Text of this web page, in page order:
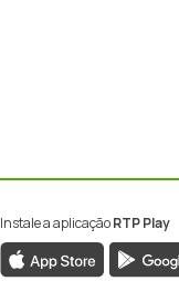
Instale a aplicaçãoRTP Play